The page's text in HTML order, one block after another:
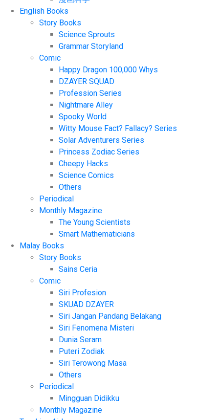
English Books
Story Books
Science Sprouts
Grammar Storyland
Comic
Happy Dragon 100,000 Whys
DZAYER SQUAD
Profession Series
Nightmare Alley
Spooky World
Witty Mouse Fact? Fallacy? Series
Solar Adventurers Series
Princess Zodiac Series
Cheepy Hacks
Science Comics
Others
Periodical
Monthly Magazine
The Young Scientists
Smart Mathematicians
Malay Books
Story Books
Sains Ceria
Comic
Siri Profesion
SKUAD DZAYER
Siri Jangan Pandang Belakang
Siri Fenomena Misteri
Dunia Seram
Puteri Zodiak
Siri Terowong Masa
Others
Periodical
Mingguan Didikku
Monthly Magazine